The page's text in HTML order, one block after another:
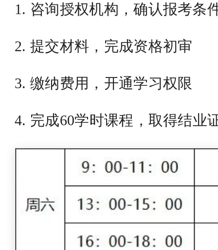
1. 咨询授权机构，确认报考条
2. 提交材料，完成资格初审
3. 缴纳费用，开通学习权限
4. 完成60学时课程，取得结业